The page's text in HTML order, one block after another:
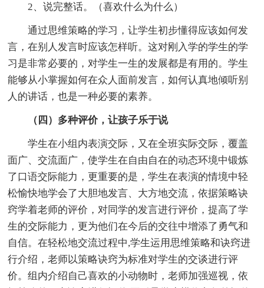
2、说完整话。（喜欢什么为什么）
通过思维策略的学习，让学生初步懂得应该如何发
言，在别人发言时应该怎样听。这对刚入学的学生的学
习是非常必要的，对学生一生的发展都是有用的。学生
能够从小掌握如何在众人面前发言，如何认真地倾听别
人的讲话，也是一种必要的素养。
（四）多种评价，让孩子乐于说
学生在小组内表演交际，又在全班实际交际，覆盖
面广、交流面广，使学生在自由自在的动态环境中锻炼
了口语交际能力，更重要的是，学生在表演的情境中轻
松愉快地学会了大胆地发言、大方地交流，依据策略诀
窍学着老师的评价，对同学的发言进行评价，提高了学
生的交际能力，更为他们在今后的交往中增添了勇气和
自信。在轻松地交流过程中,学生运用思维策略和诀窍进
行介绍，老师以策略诀窍为标准对学生的交谈进行评
价。组内介绍自己喜欢的小动物时，老师加强巡视，依